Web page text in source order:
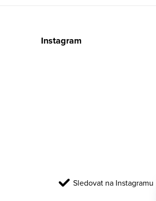
Instagram
Sledovat na Instagramu